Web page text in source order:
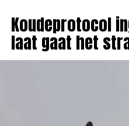
Koudeprotocol
laat gaat het